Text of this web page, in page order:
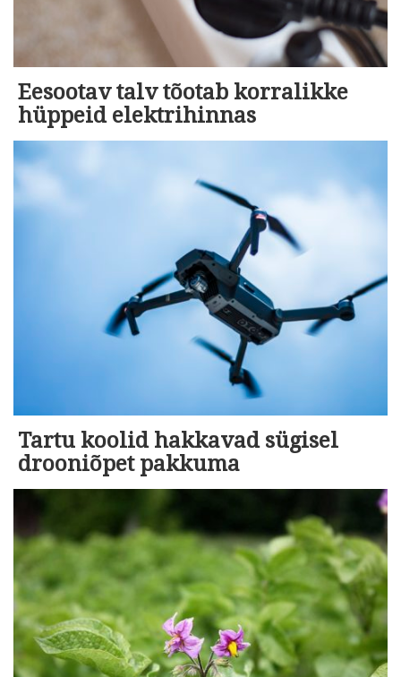
Eesootav talv tõotab korralikke
hüppeid elektrihinnas
Tartu koolid hakkavad sügisel
drooniõpet pakkuma